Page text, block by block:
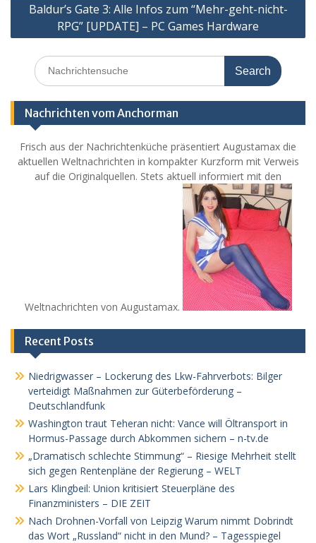
Baldur’s Gate 3: Alle Infos zum “Mehr-geht-nicht-
RPG” [UPDATE] – PC Games Hardware
Search
for:
Nachrichten vom Anchorman
Frisch aus der Nachrichtenküche präsentiert Augustamax die
aktuellen Weltnachrichten in kompakter Kurzform mit Verweis
auf die Originalquellen. Stets aktuell informiert mit den
Weltnachrichten von Augustamax.
Recent Posts
Niedrigwasser – Lockerung des Lkw-Fahrverbots: Bilger
verteidigt Maßnahmen zur Güterbeförderung –
Deutschlandfunk
Washington traut Teheran nicht: Vance will Öltransport in
Hormus-Passage durch Abkommen sichern – n-tv.de
„Dramatisch schlechte Stimmung“ – Riesige Mehrheit stellt
sich gegen Rentenpläne der Regierung – WELT
Lars Klingbeil: Union kritisiert Steuerpläne des
Finanzministers – DIE ZEIT
Nach Drohnen-Vorfall von Leipzig Warum nimmt Dobrindt
das Wort „Russland“ nicht in den Mund? – Tagesspiegel